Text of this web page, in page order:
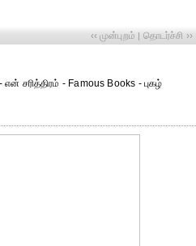
‹‹ முன்புறம் | தொடர்ச்சி ››
சரித்திரம் - Famous Books - புகழ்